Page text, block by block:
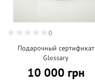
0
Подарочный сертификат
Glossary
10 000 грн